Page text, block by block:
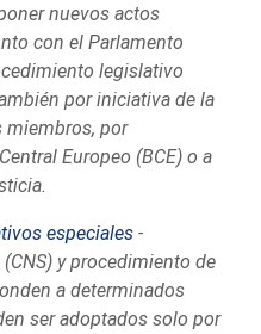
nuevos actos
con el Parlamento
legislativo
por iniciativa de la
miembros, por
Europeo (BCE) o a
especiales -
y procedimiento de
a determinados
ser adoptados solo por